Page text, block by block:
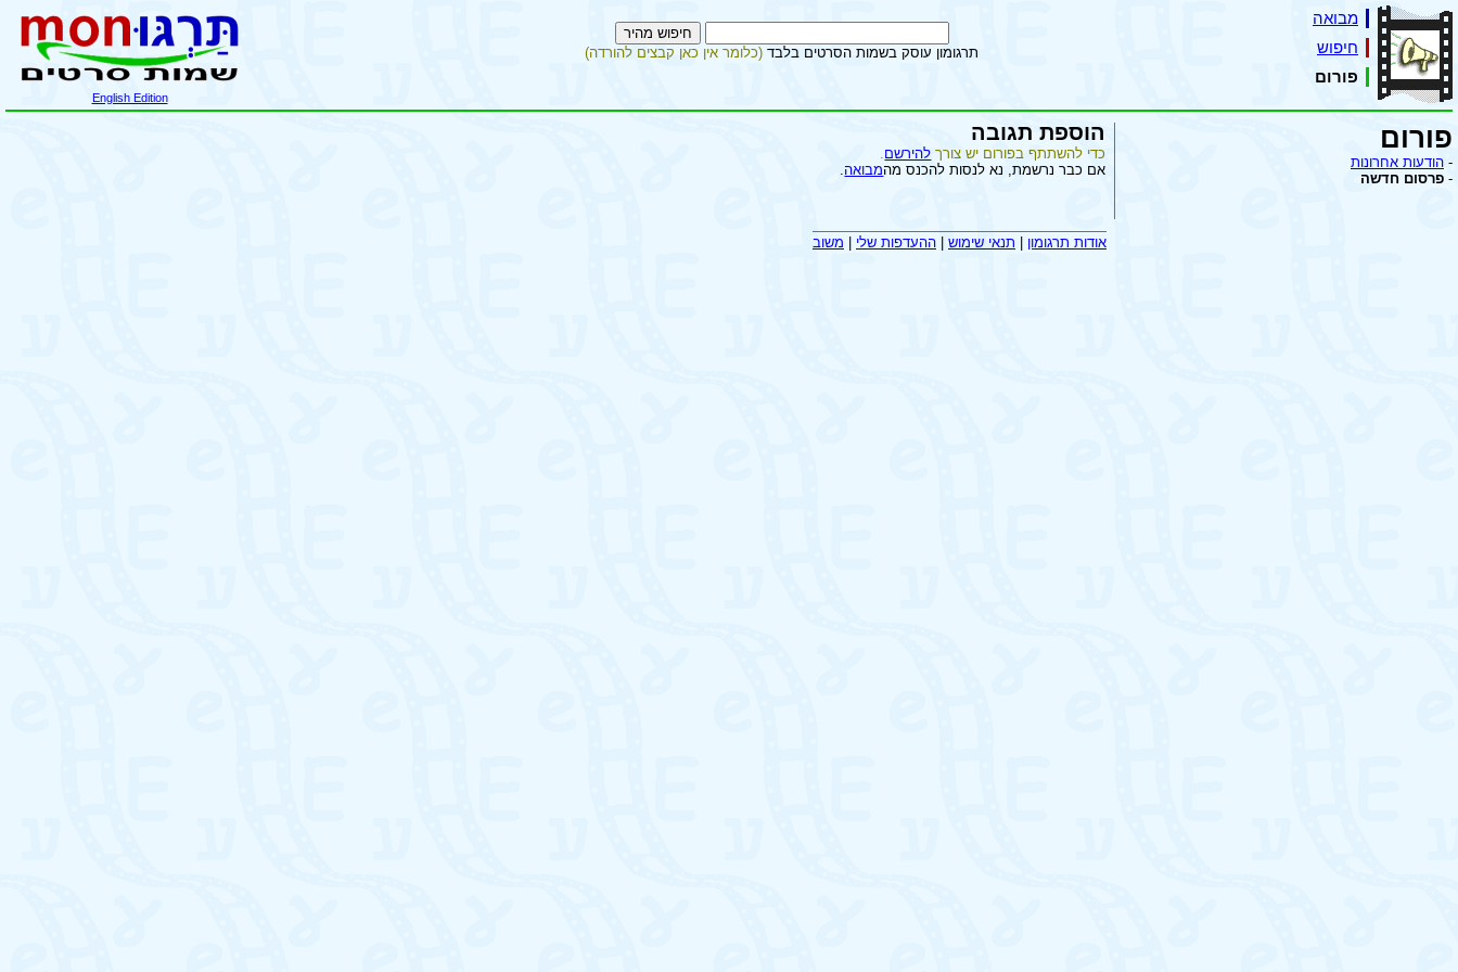
מבואה
חיפוש
פורום
תרגומון עוסק בשמות הסרטים בלבד (כלומר אין כאן קבצים להורדה)
English Edition
פורום
- הודעות אחרונות
- פרסום חדשה
הוספת תגובה
כדי להשתתף בפורום יש צורך להירשם.
אם כבר נרשמת, נא לנסות להכנס מהמבואה.
אודות תרגומון תנאי שימוש ההעדפות שלי משוב